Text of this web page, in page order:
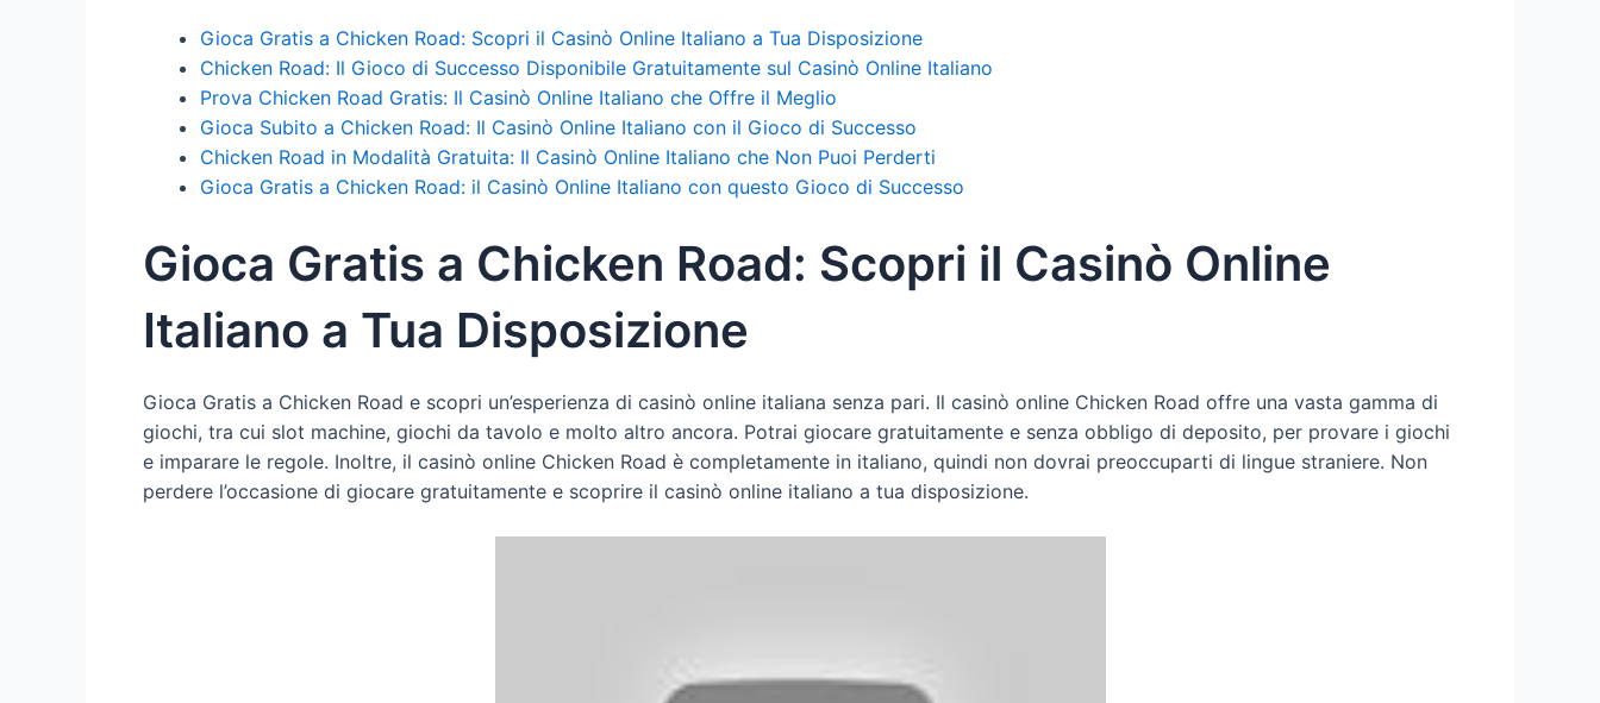
Gioca Gratis a Chicken Road: Scopri il Casinò Online Italiano a Tua Disposizione
Chicken Road: Il Gioco di Successo Disponibile Gratuitamente sul Casinò Online Italiano
Prova Chicken Road Gratis: Il Casinò Online Italiano che Offre il Meglio
Gioca Subito a Chicken Road: Il Casinò Online Italiano con il Gioco di Successo
Chicken Road in Modalità Gratuita: Il Casinò Online Italiano che Non Puoi Perderti
Gioca Gratis a Chicken Road: il Casinò Online Italiano con questo Gioco di Successo
Gioca Gratis a Chicken Road: Scopri il Casinò Online
Italiano a Tua Disposizione
Gioca Gratis a Chicken Road e scopri un’esperienza di casinò online italiana senza pari. Il casinò online Chicken Road offre una vasta gamma di
giochi, tra cui slot machine, giochi da tavolo e molto altro ancora. Potrai giocare gratuitamente e senza obbligo di deposito, per provare i giochi
e imparare le regole. Inoltre, il casinò online Chicken Road è completamente in italiano, quindi non dovrai preoccuparti di lingue straniere. Non
perdere l’occasione di giocare gratuitamente e scoprire il casinò online italiano a tua disposizione.